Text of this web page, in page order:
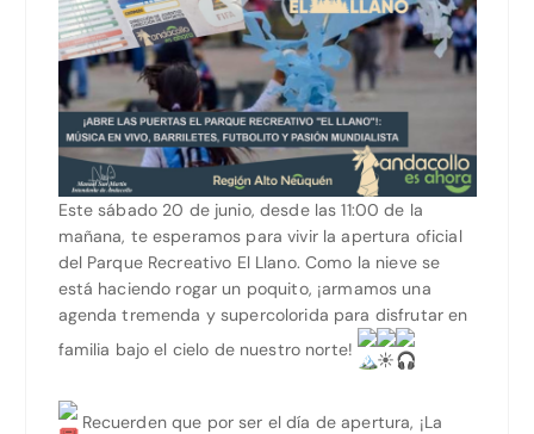
Este sábado 20 de junio, desde las 11:00 de la
mañana, te esperamos para vivir la apertura oficial
del Parque Recreativo El Llano. Como la nieve se
está haciendo rogar un poquito, ¡armamos una
agenda tremenda y supercolorida para disfrutar en
familia bajo el cielo de nuestro norte!
Recuerden que por ser el día de apertura, ¡La